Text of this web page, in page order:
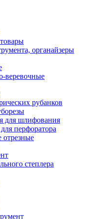
органайзеры
веревочные
рубанков
для шлифования
перфоратора
отрезные
степлера